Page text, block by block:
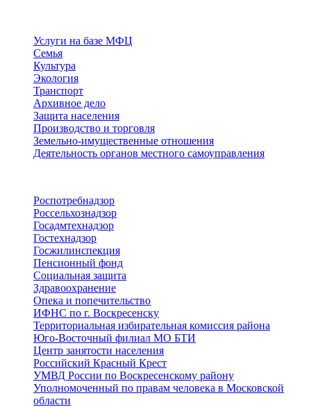
Услуги на базе МФЦ
Семья
Культура
Экология
Транспорт
Архивное дело
Защита населения
Производство и торговля
Земельно-имущественные отношения
Деятельность органов местного самоуправления
Роспотребнадзор
Россельхознадзор
Госадмтехнадзор
Гостехнадзор
Госжилинспекция
Пенсионный фонд
Социальная защита
Здравоохранение
Опека и попечительство
ИФНС по г. Воскресенску
Территориальная избирательная комиссия района
Юго-Восточный филиал МО БТИ
Центр занятости населения
Российский Красный Крест
УМВД России по Воскресенскому району
Уполномоченный по правам человека в Московской
области